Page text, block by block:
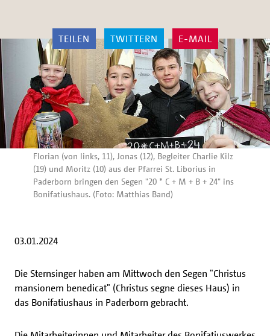
TEILEN TWITTERN E-MAIL
Florian (von links, 11), Jonas (12), Begleiter Charlie Kilz
(19) und Moritz (10) aus der Pfarrei St. Liborius in
Paderborn bringen den Segen "20 * C + M + B + 24" ins
Bonifatiushaus. (Foto: Matthias Band)
03.01.2024
Die Sternsinger haben am Mittwoch den Segen "Christus
mansionem benedicat" (Christus segne dieses Haus) in
das Bonifatiushaus in Paderborn gebracht.